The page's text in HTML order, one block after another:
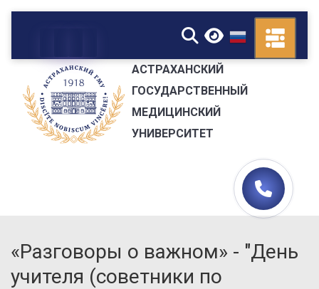
▼
АСТРАХАНСКИЙ
ГОСУДАРСТВЕННЫЙ
МЕДИЦИНСКИЙ
УНИВЕРСИТЕТ
«Разговоры о важном»​ - "День
учителя (советники по